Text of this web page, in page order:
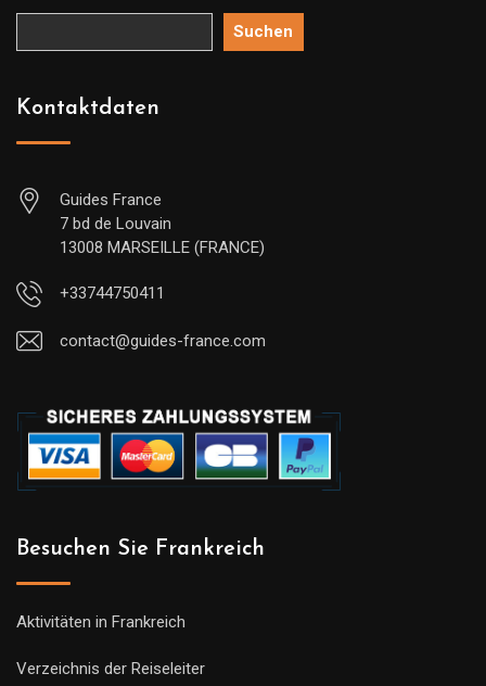
Suchen
Kontaktdaten
Guides France
7 bd de Louvain
13008 MARSEILLE (FRANCE)
+33744750411
contact@guides-france.com
Besuchen Sie Frankreich
Aktivitäten in Frankreich
Verzeichnis der Reiseleiter